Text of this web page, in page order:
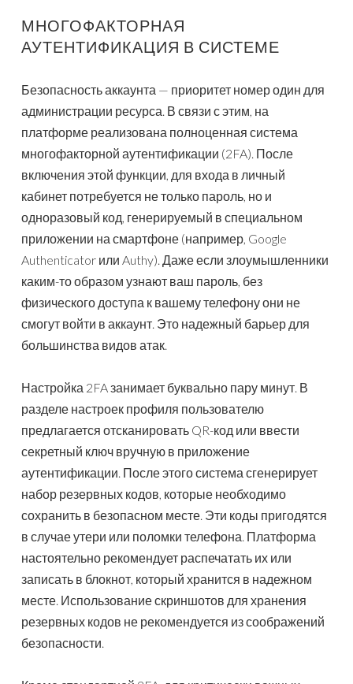
МНОГОФАКТОРНАЯ
АУТЕНТИФИКАЦИЯ В СИСТЕМЕ
Безопасность аккаунта — приоритет номер один для
администрации ресурса. В связи с этим, на
платформе реализована полноценная система
многофакторной аутентификации (2FA). После
включения этой функции, для входа в личный
кабинет потребуется не только пароль, но и
одноразовый код, генерируемый в специальном
приложении на смартфоне (например, Google
Authenticator или Authy). Даже если злоумышленники
каким-то образом узнают ваш пароль, без
физического доступа к вашему телефону они не
смогут войти в аккаунт. Это надежный барьер для
большинства видов атак.
Настройка 2FA занимает буквально пару минут. В
разделе настроек профиля пользователю
предлагается отсканировать QR-код или ввести
секретный ключ вручную в приложение
аутентификации. После этого система сгенерирует
набор резервных кодов, которые необходимо
сохранить в безопасном месте. Эти коды пригодятся
в случае утери или поломки телефона. Платформа
настоятельно рекомендует распечатать их или
записать в блокнот, который хранится в надежном
месте. Использование скриншотов для хранения
резервных кодов не рекомендуется из соображений
безопасности.